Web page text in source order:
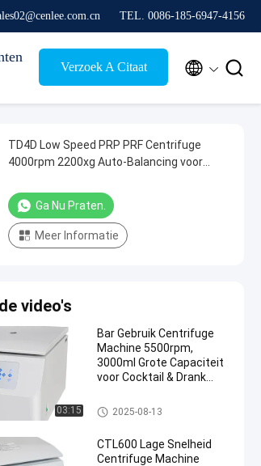
TEL. 0086-185-6947-4156
Verzoek A Citaat  
TD4D Low Speed PRP PRF Centrifuge
4000rpm 2200xg Auto-Balancing voor
gecertificeerd
Ga Nu Praten.
Meer Informatie
video's
03:15
Bar Gebruik Centrifuge
Machine 5500rpm,
3000ml Grote Capaciteit
voor Cocktail & Drank
PRP centrifugeert
2025-08-13
CTL600 Lage Snelheid
Centrifuge Machine